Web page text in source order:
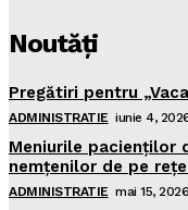
Noutăţi
Pregătiri pentru
ADMINISTRATIE iunie 4,
Meniurile pacienţilor
nemţenilor de pe
ADMINISTRATIE mai 15, 2026